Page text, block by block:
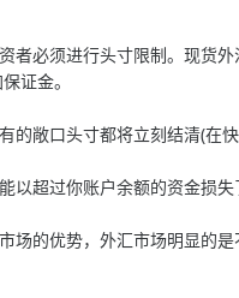
必须进行头寸限制。现货外
证金。
敞口头寸都将立刻结清(在快
超过你账户余额的资金损失
的优势，外汇市场明显的是